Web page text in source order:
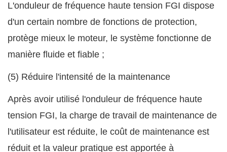
L'onduleur de fréquence haute tension FGI dispose
d'un certain nombre de fonctions de protection,
protège mieux le moteur, le système fonctionne de
manière fluide et fiable ;
(5) Réduire l'intensité de la maintenance
Après avoir utilisé l'onduleur de fréquence haute
tension FGI, la charge de travail de maintenance de
l'utilisateur est réduite, le coût de maintenance est
réduit et la valeur pratique est apportée à